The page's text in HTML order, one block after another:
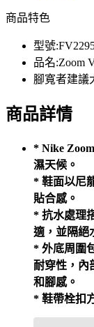
商品特色
型號
品名:Zoom
腳寬者建議
商品詳情
* Nike
濕天候。
* 鞋面以尼
貼合感。
* 抗水處理
適，並隔絕
* 外底周圍
耐穿性，內
和腳感。
* 鞋帶栓扣